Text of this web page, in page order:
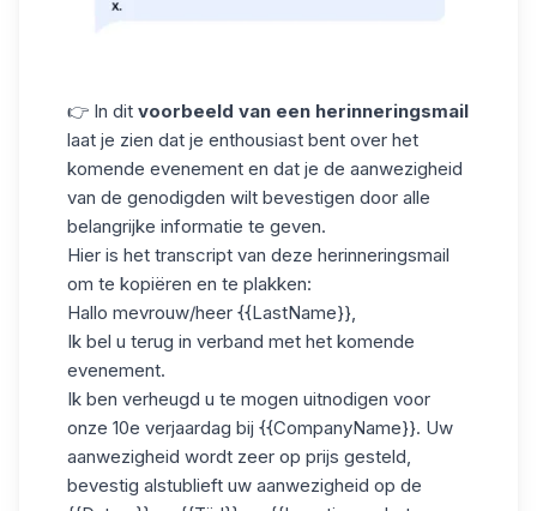
👉 In dit voorbeeld van een herinneringsmail
laat je zien dat je enthousiast bent over het
komende evenement en dat je de aanwezigheid
van de genodigden wilt bevestigen door alle
belangrijke informatie te geven.
Hier is het transcript van deze herinneringsmail
om te kopiëren en te plakken:
Hallo mevrouw/heer {{LastName}},
Ik bel u terug in verband met het komende
evenement.
Ik ben verheugd u te mogen uitnodigen voor
onze 10e verjaardag bij {{CompanyName}}. Uw
aanwezigheid wordt zeer op prijs gesteld,
bevestig alstublieft uw aanwezigheid op de